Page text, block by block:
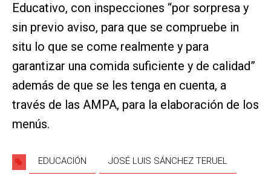
Educativo, con inspecciones “por sorpresa y
sin previo aviso, para que se compruebe in
situ lo que se come realmente y para
garantizar una comida suficiente y de calidad”
además de que se les tenga en cuenta, a
través de las AMPA, para la elaboración de los
menús.
EDUCACIÓN JOSÉ LUIS SÁNCHEZ TERUEL